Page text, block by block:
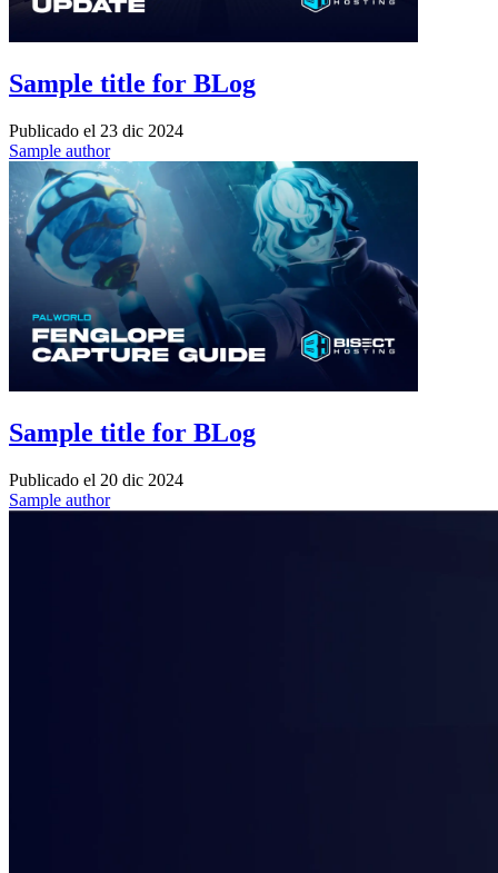
Sample title for BLog
Publicado el 23 dic 2024
Sample author
Sample title for BLog
Publicado el 20 dic 2024
Sample author